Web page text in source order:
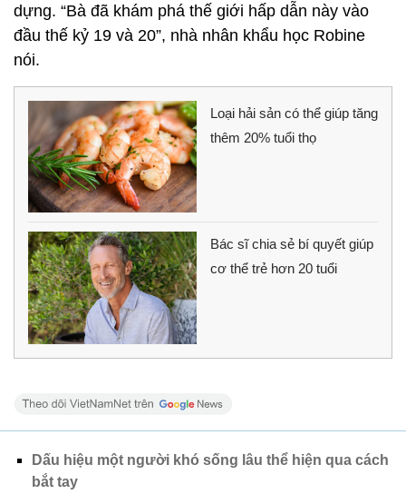
dựng. “Bà đã khám phá thế giới hấp dẫn này vào
đầu thế kỷ 19 và 20”, nhà nhân khẩu học Robine
nói.
Loại hải sản có thể giúp tăng
thêm 20% tuổi thọ
Bác sĩ chia sẻ bí quyết giúp
cơ thể trẻ hơn 20 tuổi
Dấu hiệu một người khó sống lâu thể hiện qua cách
bắt tay